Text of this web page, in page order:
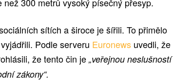
sítích a široce je šířili. To přimělo
Podle serveru Euronews uvedli, že
že tento čin je „veřejnou neslušností
zákony“.